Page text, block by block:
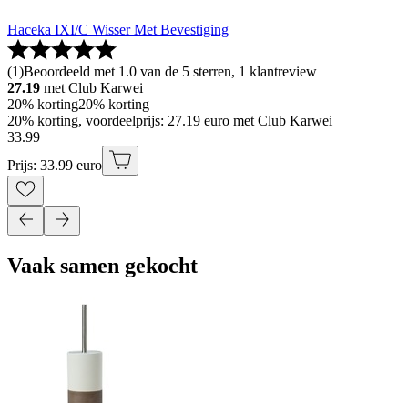
Haceka IXI/C Wisser Met Bevestiging
(1)Beoordeeld met 1.0 van de 5 sterren, 1 klantreview
27.19 met Club Karwei
20% korting20% korting
20% korting, voordeelprijs: 27.19 euro met Club Karwei
33.99
Prijs: 33.99 euro
Vaak samen gekocht